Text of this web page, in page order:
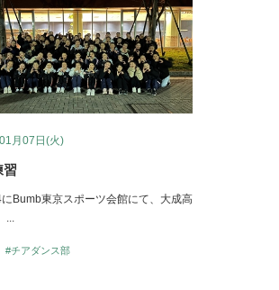
月07日(火)
習
Bumb東京スポーツ会館にて、大成高
...
#チアダンス部